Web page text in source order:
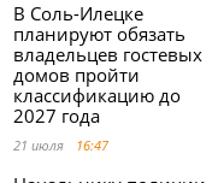
В Соль-Илецке
планируют обязать
владельцев гостевых
домов пройти
классификацию до
2027 года
21 июля 16:47